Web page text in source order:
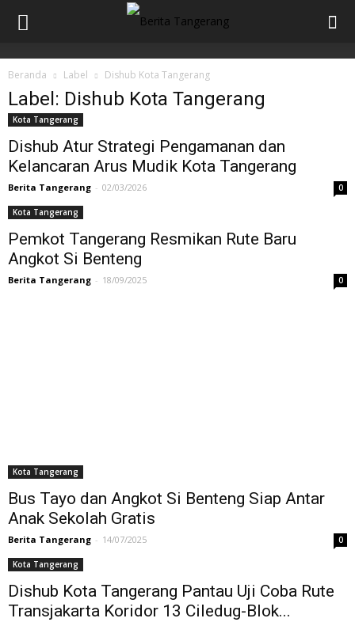
Beranda Label Dishub Kota Tangerang
Label: Dishub Kota Tangerang
Kota Tangerang
Dishub Atur Strategi Pengamanan dan
Kelancaran Arus Mudik Kota Tangerang
Berita Tangerang - 02/03/2026 0
Kota Tangerang
Pemkot Tangerang Resmikan Rute Baru
Angkot Si Benteng
Berita Tangerang - 18/09/2025 0
Kota Tangerang
Bus Tayo dan Angkot Si Benteng Siap Antar
Anak Sekolah Gratis
Berita Tangerang - 14/07/2025 0
Kota Tangerang
Dishub Kota Tangerang Pantau Uji Coba Rute
Transjakarta Koridor 13 Ciledug-Blok...